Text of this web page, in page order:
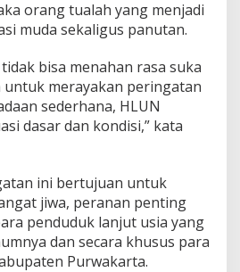
orang tualah yang menjadi
muda sekaligus panutan.
bisa menahan rasa suka
untuk merayakan peringatan
sederhana, HLUN
dasar dan kondisi,” kata
ini bertujuan untuk
jiwa, peranan penting
penduduk lanjut usia yang
dan secara khusus para
Purwakarta.